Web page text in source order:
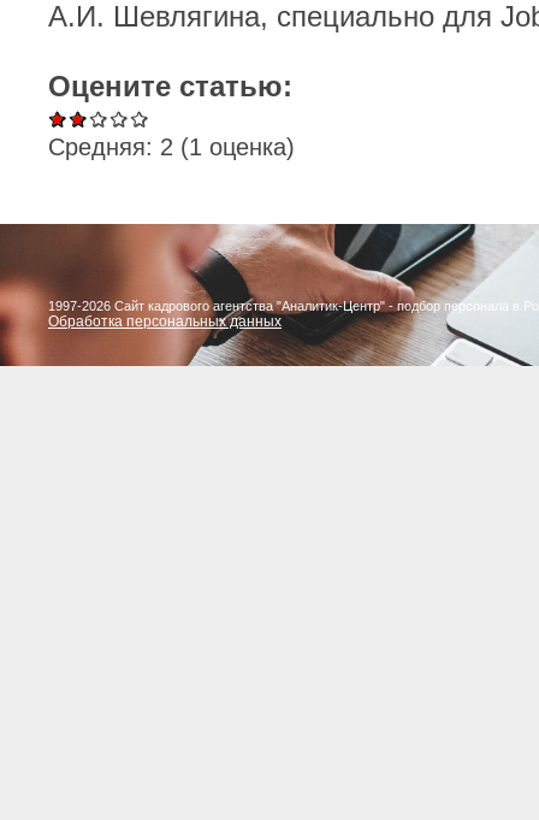
А.И. Шевлягина, специально для
Оцените статью:
Средняя: 2 (1 оценка)
1997-2026 Сайт кадрового агентства "Аналитик-Центр" - подбор персонала в
Обработка персональных данных